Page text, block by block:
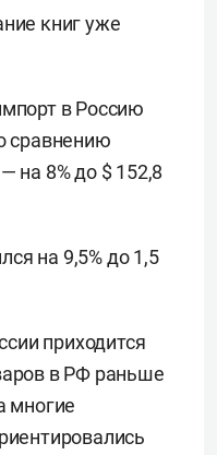
книг уже
в Россию
сравнению
на 8% до $ 152,8
на 9,5% до 1,5
приходится
в РФ раньше
многие